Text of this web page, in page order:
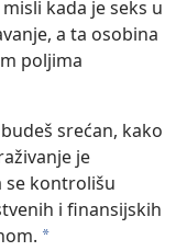
kada je seks u
a ta osobina
poljima
srećan, kako
je
se kontrolišu
i finansijskih
a